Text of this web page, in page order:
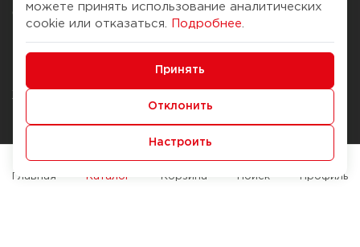
О компании
История Компании
Журнал
Наши марки
Брендирование
Помощь
Доставка и оплата
Способы оплаты
Служба контроля качества
можете принять использование аналитических
cookie или отказаться.
Подробнее
Принять
Отклонить
Настроить
Главная Каталог Корзина Поиск Профиль